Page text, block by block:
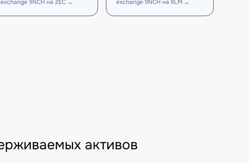
exchange 1INCH на ZEC → exchange 1INCH на XLM →
активов